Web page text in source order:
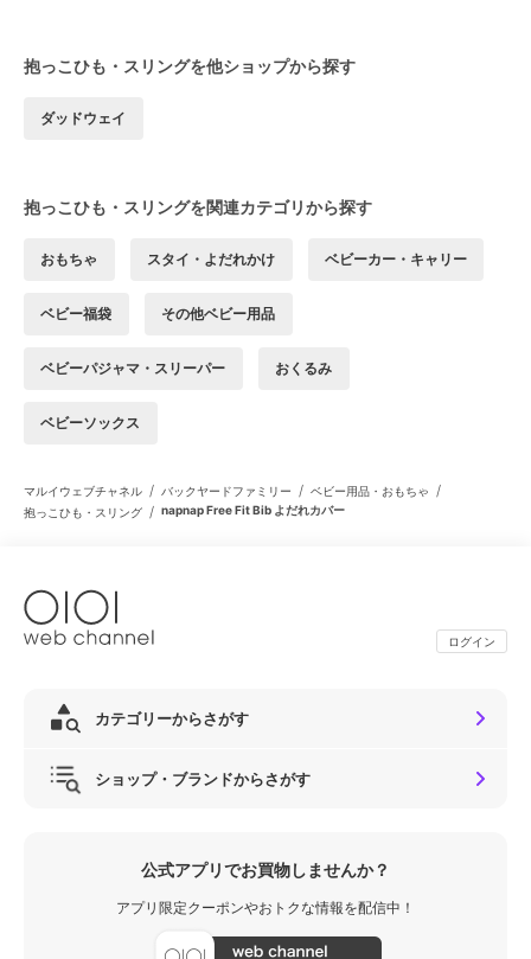
抱っこひも・スリングを他ショップから探す
ダッドウェイ
抱っこひも・スリングを関連カテゴリから探す
おもちゃ スタイ・よだれかけ ベビーカー・キャリー
ベビー福袋 その他ベビー用品
ベビーパジャマ・スリーパー おくるみ
ベビーソックス
マルイウェブチャネル / バックヤードファミリー / ベビー用品・おもちゃ /
抱っこひも・スリング / napnap Free Fit Bib よだれカバー
ログイン
カテゴリーからさがす
ショップ・ブランドからさがす
公式アプリでお買物しませんか？
アプリ限定クーポンやおトクな情報を配信中！